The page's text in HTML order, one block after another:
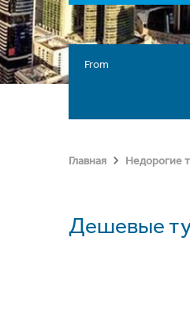
From
Главная Недорогие
Дешевые